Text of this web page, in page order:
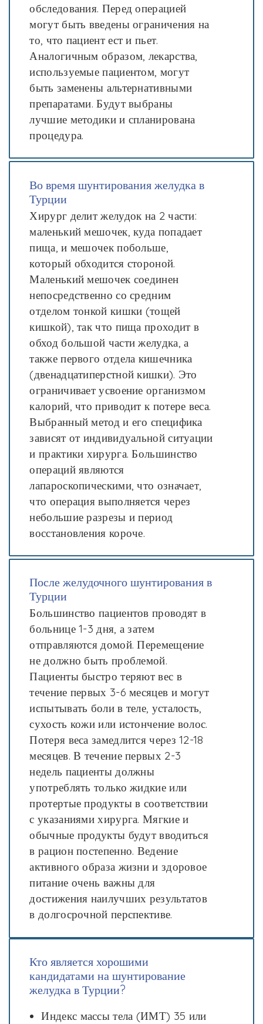
обследования. Перед операцией
могут быть введены ограничения на
то, что пациент ест и пьет.
Аналогичным образом, лекарства,
используемые пациентом, могут
быть заменены альтернативными
препаратами. Будут выбраны
лучшие методики и спланирована
процедура.
Во время шунтирования желудка в
Турции
Хирург делит желудок на 2 части:
маленький мешочек, куда попадает
пища, и мешочек побольше,
который обходится стороной.
Маленький мешочек соединен
непосредственно со средним
отделом тонкой кишки (тощей
кишкой), так что пища проходит в
обход большой части желудка, а
также первого отдела кишечника
(двенадцатиперстной кишки). Это
ограничивает усвоение организмом
калорий, что приводит к потере веса.
Выбранный метод и его специфика
зависят от индивидуальной ситуации
и практики хирурга. Большинство
операций являются
лапароскопическими, что означает,
что операция выполняется через
небольшие разрезы и период
восстановления короче.
После желудочного шунтирования в
Турции
Большинство пациентов проводят в
больнице 1-3 дня, а затем
отправляются домой. Перемещение
не должно быть проблемой.
Пациенты быстро теряют вес в
течение первых 3-6 месяцев и могут
испытывать боли в теле, усталость,
сухость кожи или истончение волос.
Потеря веса замедлится через 12-18
месяцев. В течение первых 2-3
недель пациенты должны
употреблять только жидкие или
протертые продукты в соответствии
с указаниями хирурга. Мягкие и
обычные продукты будут вводиться
в рацион постепенно. Ведение
активного образа жизни и здоровое
питание очень важны для
достижения наилучших результатов
в долгосрочной перспективе.
Кто является хорошими
кандидатами на шунтирование
желудка в Турции?
Индекс массы тела (ИМТ) 35 или